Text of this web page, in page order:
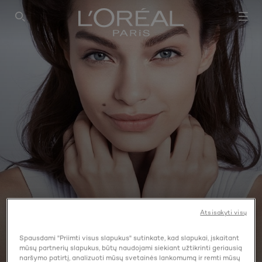
SEARCH THIS SITE
MASKUOKLIS
Spausdami "Priimti visus slapukus" sutinkate, kad slapukai, įskaitant
mūsų partnerių slapukus, būtų naudojami siekiant užtikrinti geriausią
naršymo patirtį, analizuoti mūsų svetainės lankomumą ir remti mūsų
Atsisakyti visų